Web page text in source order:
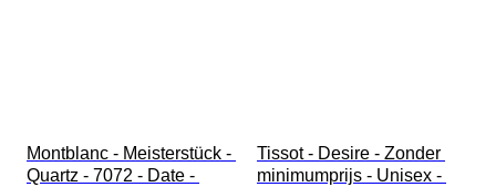
Montblanc - Meisterstück -
Quartz - 7072 - Date -
Tissot - Desire - Zonder
minimumprijs - Unisex -